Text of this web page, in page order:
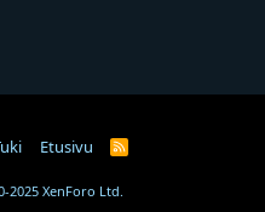
Etusivu
R
2025 XenForo Ltd.